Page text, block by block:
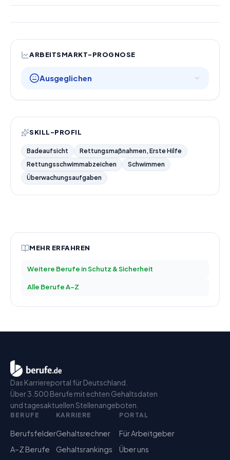
ARBEITSMARKT-PROGNOSE
Ausgeglichen
SKILL-PROFIL
Badeaufsicht
Rettungsmaßnahmen, Erste Hilfe
Rettungsschwimmabzeichen
Schwimmen
Überwachungsaufgaben
MEHR ERFAHREN
Weitere Berufe inSchutz & Sicherheit
Alle Berufe A–Z
Das Karriereportal für Deutschland.
Über 3.500 Berufe mit echten Gehaltsdaten
und tagesaktuellen Stellenangeboten.
BERUFE
Berufsfelder
A–Z Berufe
KARRIERE
Gehaltsrechner
Gehaltsrankings
PORTAL
Für Arbeitgeber
Über uns